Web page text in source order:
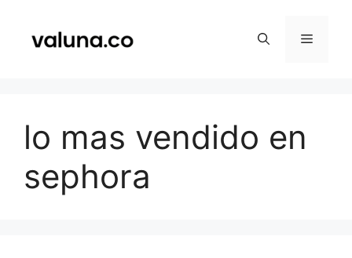
contenido
Menú
lo mas vendido en
sephora